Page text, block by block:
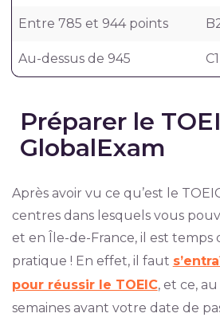
Entre 785 et 944 points
Au-dessus de 945 C1
Préparer le
GlobalExam
Après avoir vu ce qu’est le
centres dans lesquels vous
et en Île-de-France, il est temps
pratique ! En effet, il faut
pour réussir le TOEIC, et ce,
semaines avant votre date de